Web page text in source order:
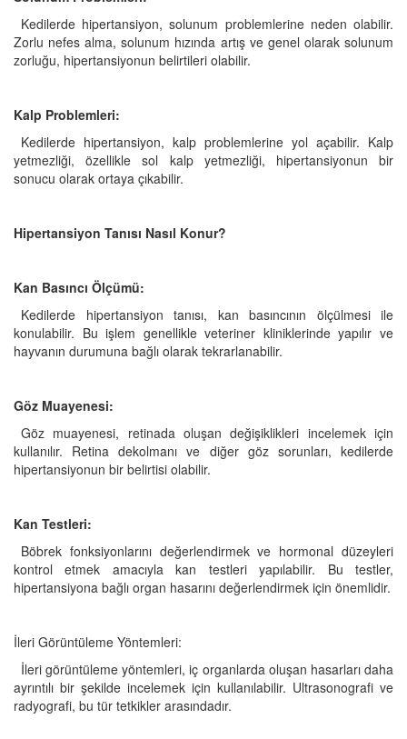
Kedilerde hipertansiyon, solunum problemlerine neden olabilir.
Zorlu nefes alma, solunum hızında artış ve genel olarak solunum
zorluğu, hipertansiyonun belirtileri olabilir.
Kalp Problemleri:
Kedilerde hipertansiyon, kalp problemlerine yol açabilir. Kalp
yetmezliği, özellikle sol kalp yetmezliği, hipertansiyonun bir
sonucu olarak ortaya çıkabilir.
Hipertansiyon Tanısı Nasıl Konur?
Kan Basıncı Ölçümü:
Kedilerde hipertansiyon tanısı, kan basıncının ölçülmesi ile
konulabilir. Bu işlem genellikle veteriner kliniklerinde yapılır ve
hayvanın durumuna bağlı olarak tekrarlanabilir.
Göz Muayenesi:
Göz muayenesi, retinada oluşan değişiklikleri incelemek için
kullanılır. Retina dekolmanı ve diğer göz sorunları, kedilerde
hipertansiyonun bir belirtisi olabilir.
Kan Testleri:
Böbrek fonksiyonlarını değerlendirmek ve hormonal düzeyleri
kontrol etmek amacıyla kan testleri yapılabilir. Bu testler,
hipertansiyona bağlı organ hasarını değerlendirmek için önemlidir.
İleri Görüntüleme Yöntemleri:
İleri görüntüleme yöntemleri, iç organlarda oluşan hasarları daha
ayrıntılı bir şekilde incelemek için kullanılabilir. Ultrasonografi ve
radyografi, bu tür tetkikler arasındadır.